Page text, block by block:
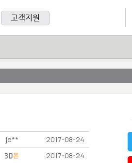
고객지원
je** 2017-08-24
2017-08-24